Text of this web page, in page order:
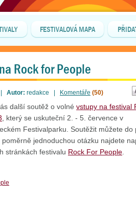
FESTIVALOVÁ MAPA
Rock for People
Autor: redakce | Komentáře (50)
další soutěž o volné vstupy na festival
, který se uskuteční 2. - 5. července v
Festivalparku. Soutěžit můžete do
jednoduchou otázku najdete
stránkách festivalu Rock For People